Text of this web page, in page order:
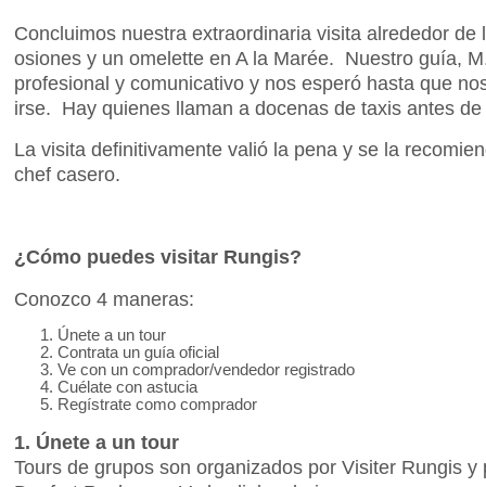
Concluimos nuestra extraordinaria visita alrededor de
osiones y un omelette en A la Marée. Nuestro guía,
profesional y comunicativo y nos esperó hasta que
irse. Hay quienes llaman a docenas de taxis antes
La visita definitivamente valió la pena y se la
chef casero.
¿Cómo puedes visitar Rungis?
Conozco 4 maneras:
Únete a un tour
Contrata un guía oficial
Ve con un comprador/vendedor registrado
Cuélate con astucia
Regístrate como comprador
1. Únete a un tour
Tours de grupos son organizados por Visiter Rungis